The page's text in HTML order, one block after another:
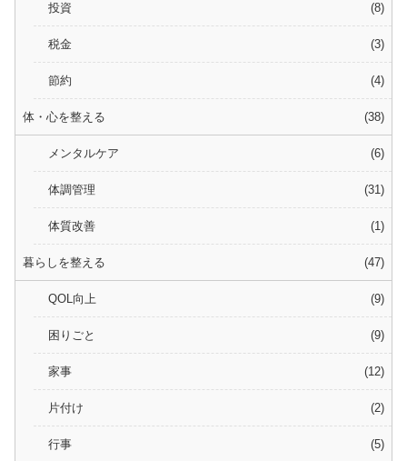
投資 8
税金 3
節約 4
体・心を整える 38
メンタルケア 6
体調管理 31
体質改善 1
暮らしを整える 47
QOL向上 9
困りごと 9
家事 12
片付け 2
行事 5